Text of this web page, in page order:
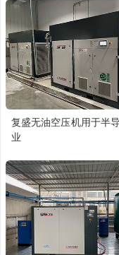
复盛无油空压机用于半
业